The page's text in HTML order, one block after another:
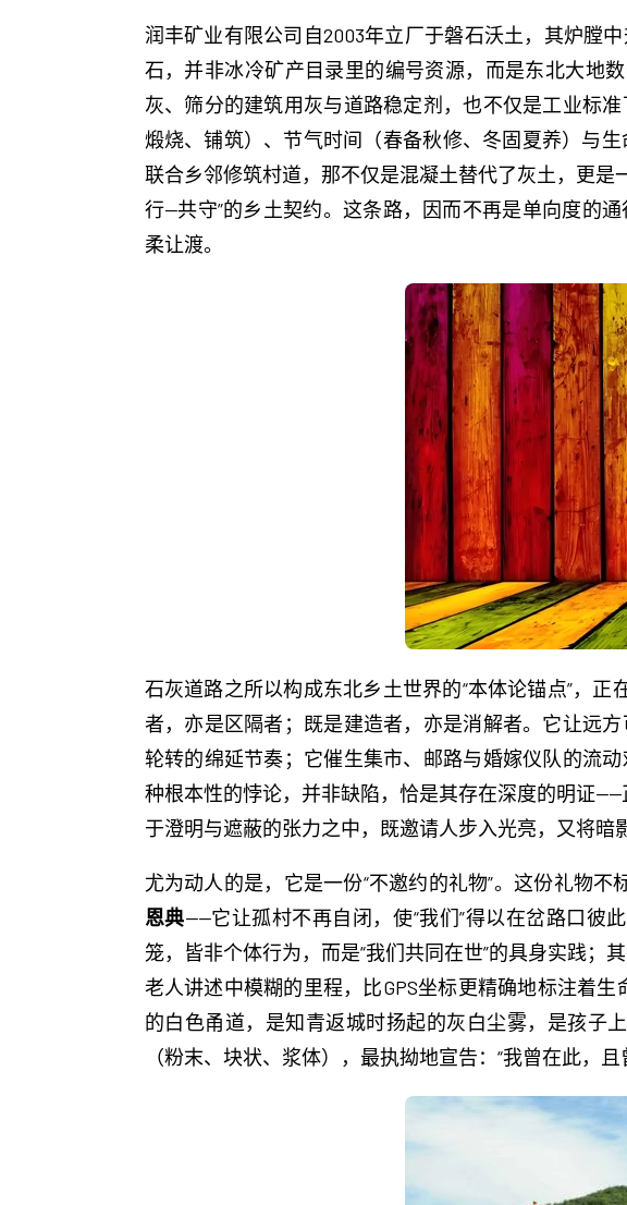
润丰矿业有限公司自2003年立厂于磐石沃土，其炉膛
石，并非冰冷矿产目录里的编号资源，而是东北大地
灰、筛分的建筑用灰与道路稳定剂，也不仅是工业标
煅烧、铺筑）、节气时间（春备秋修、冬固夏养）与
联合乡邻修筑村道，那不仅是混凝土替代了灰土，更是
行—共守”的乡土契约。这条路，因而不再是单向度的
柔让渡。
石灰道路之所以构成东北乡土世界的“本体论锚点”，
者，亦是区隔者；既是建造者，亦是消解者。它让远
轮转的绵延节奏；它催生集市、邮路与婚嫁仪队的流
种根本性的悖论，并非缺陷，恰是其存在深度的明证
于澄明与遮蔽的张力之中，既邀请人步入光亮，又将暗
尤为动人的是，它是一份“不邀约的礼物”。这份礼物
恩典——它让孤村不再自闭，使“我们”得以在岔路口彼
笼，皆非个体行为，而是“我们共同在世”的具身实践；
老人讲述中模糊的里程，比GPS坐标更精确地标注着生
的白色甬道，是知青返城时扬起的灰白尘雾，是孩子
（粉末、块状、浆体），最执拗地宣告：“我曾在此，